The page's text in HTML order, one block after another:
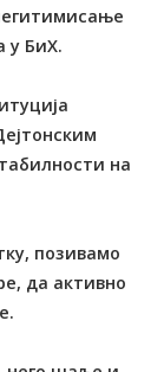
у БиХ.
на
позивамо
да активно